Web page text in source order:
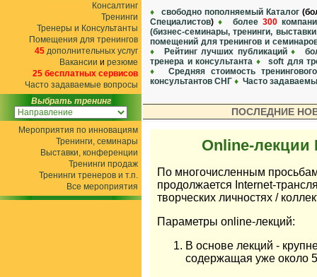
Консалтинг
Тренинги
Тренеры и Консультанты
Помещения для тренингов
45 дополнительных услуг
Вакансии и резюме
25 бесплатных сервисов
Часто задаваемые вопросы
Выбрать тренинг
Мероприятия по инновациям
Тренинги, семинары
Выставки, конференции
Тренинги продаж
Тренинги тренеров и т.п.
Все мероприятия
♦ свободно пополняемый Каталог
Специалистов) ♦ более 300
(бизнес-семинары, тренинги,
помещений для тренингов и
♦
Рейтинг лучших публикаций ♦
тренера и консультанта ♦
soft для
♦
Средняя стоимость
консультантов СНГ ♦ Часто
ПОСЛЕДНИЕ
Online-лекции
По многочисленным
продолжается Internet-
творческих личностях /
Параметры online-лекций:
В основе лекций -
содержащая уже около